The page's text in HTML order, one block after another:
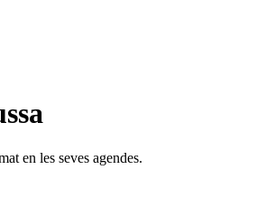
en les seves agendes.